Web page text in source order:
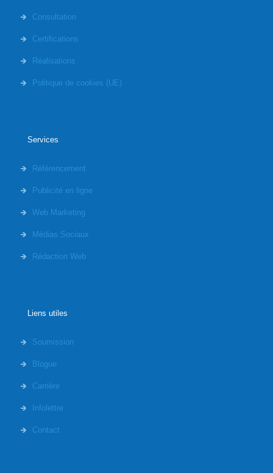
Consultation
Certifications
Réalisations
Politique de cookies (UE)
Services
Référencement
Publicité en ligne
Web Marketing
Médias Sociaux
Rédaction Web
Liens utiles
Soumission
Blogue
Carrière
Infolettre
Contact